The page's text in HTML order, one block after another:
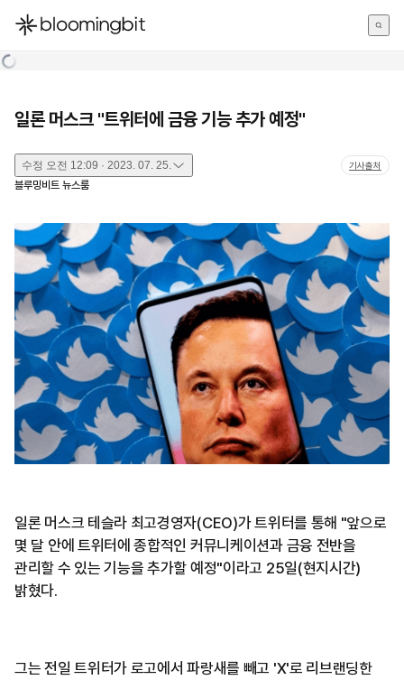
한국어
일론 머스크 "트위터에 금융 기능 추가 예정"
수정 오전 12:09 · 2023. 07. 25. 기사출처
블루밍비트 뉴스룸
일론 머스크 테슬라 최고경영자(CEO)가 트위터를 통해 "앞으로
몇 달 안에 트위터에 종합적인 커뮤니케이션과 금융 전반을
관리할 수 있는 기능을 추가할 예정"이라고 25일(현지시간)
밝혔다.
그는 전일 트위터가 로고에서 파랑새를 빼고 'X'로 리브랜딩한